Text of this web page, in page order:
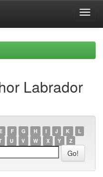
Labrador
E F G H I J K
L
U V W X Y Z